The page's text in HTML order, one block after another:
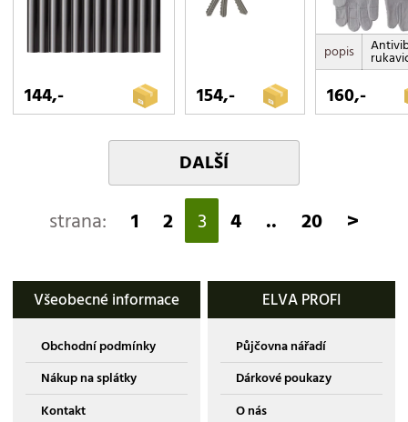
144,- 154,-
popis
160,-
DALŠÍ
strana: 1 2 3 4 .. 20 >
Všeobecné informace
Obchodní podmínky
Nákup na splátky
Kontakt
ELVA PROFI
Půjčovna nářadí
Dárkové poukazy
O nás